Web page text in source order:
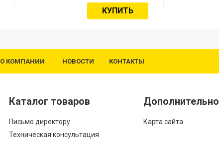
КУПИТЬ
О КОМПАНИИ НОВОСТИ КОНТАКТЫ
Каталог товаров
Письмо директору
Техническая консультация
Дополнительно
Карта сайта